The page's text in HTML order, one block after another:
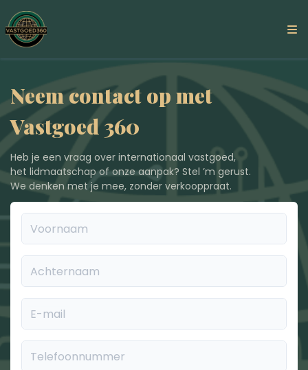
Neem contact op met
Vastgoed 360
Heb je een vraag over internationaal vastgoed,
het lidmaatschap of onze aanpak? Stel ’m gerust.
We denken met je mee, zonder verkooppraat.
Voornaam
Achternaam
E-mail
Telefoonnummer